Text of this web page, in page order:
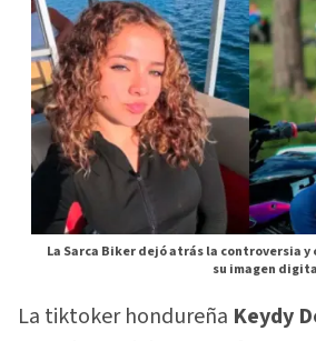
La Sarca Biker dejó atrás la controversia
su imagen
La tiktoker hondureña Keydy